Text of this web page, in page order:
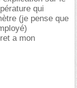
qui
(je pense que
a mon